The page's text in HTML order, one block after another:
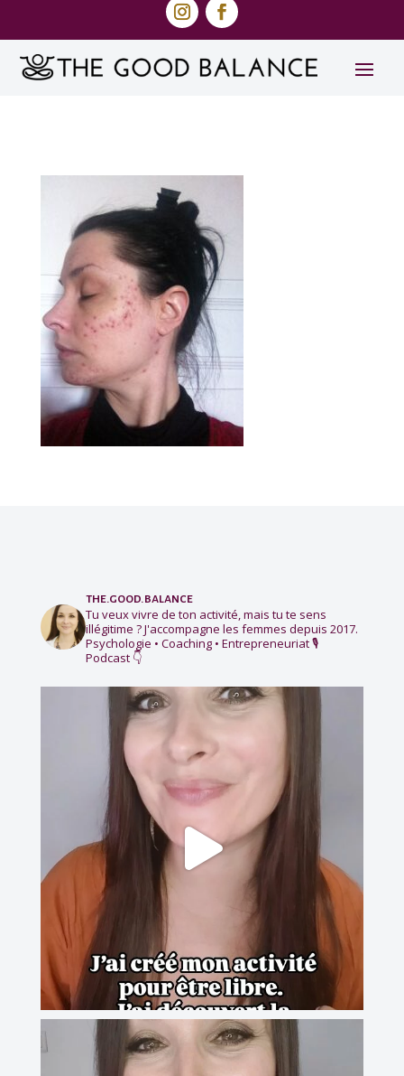
the.good.balance
Tu veux vivre de ton activité, mais tu te sens
illégitime ?J'accompagne les femmes depuis 2017.
Psychologie • Coaching • Entrepreneuriat🎙️
Podcast 👇